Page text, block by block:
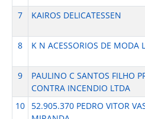
7
KAIROS DELICATESSEN
8
K N ACESSORIOS DE MODA
9
PAULINO C SANTOS FILHO
CONTRA INCENDIO LTDA
10
52.905.370 PEDRO VITOR